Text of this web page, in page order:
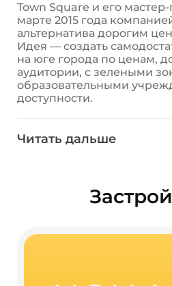
Town Square и его
марте 2015 года
альтернатива дорогим
Идея — создать
на юге города по ценам,
аудитории, с зелеными
образовательными
доступности.
реальную
новые фазы. Belmont,
Olbia — проекты со сдачей
строительство городской
Читать дальше